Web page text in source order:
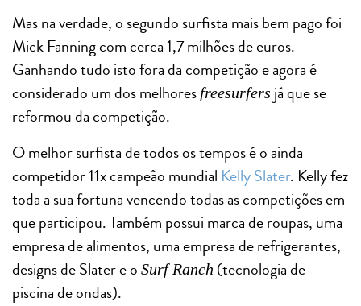
Mas na verdade, o segundo surfista mais bem pago foi
Mick Fanning com cerca 1,7 milhões de euros.
Ganhando tudo isto fora da competição e agora é
considerado um dos melhores freesurfers já que se
reformou da competição.
O melhor surfista de todos os tempos é o ainda
competidor 11x campeão mundial Kelly Slater. Kelly fez
toda a sua fortuna vencendo todas as competições em
que participou. Também possui marca de roupas, uma
empresa de alimentos, uma empresa de refrigerantes,
designs de Slater e o Surf Ranch (tecnologia de
piscina de ondas).